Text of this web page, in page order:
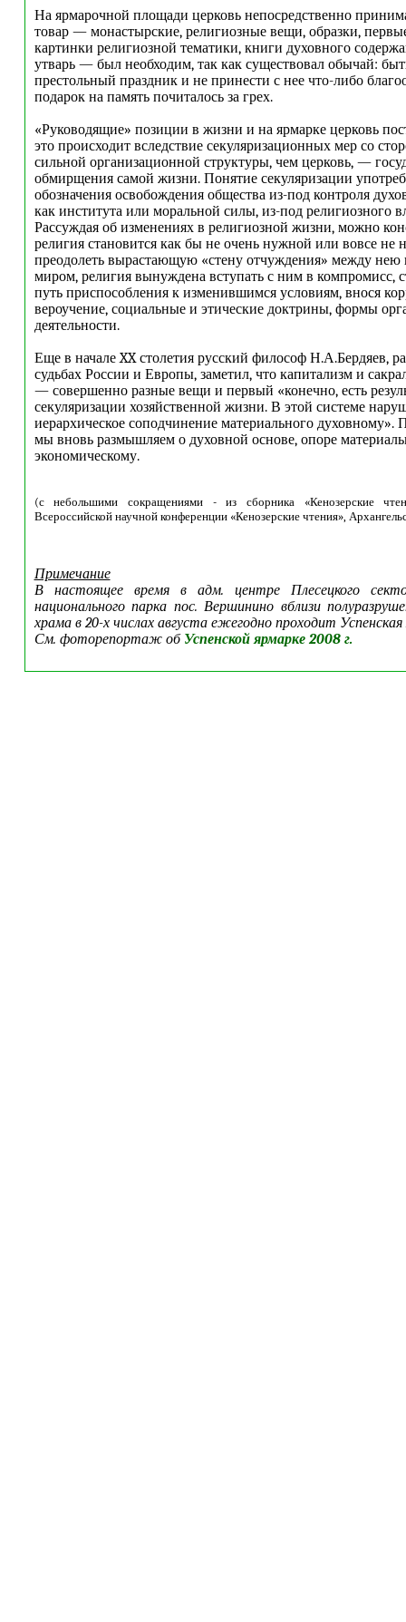
На ярмарочной площади церковь непосредственно
товар — монастырские, религиозные вещи, образки,
картинки религиозной тематики, книги духовного
утварь — был необходим, так как существовал обычай:
престольный праздник и не принести с нее что-либо
подарок на память почиталось за грех.
«Руководящие» позиции в жизни и на ярмарке церковь
это происходит вследствие секуляризационных мер со
сильной организационной структуры, чем церковь, —
обмирщения самой жизни. Понятие секуляризации
обозначения освобождения общества из-под контроля
как института или моральной силы, из-под религиозного
Рассуждая об изменениях в религиозной жизни, можно
религия становится как бы не очень нужной или вовсе не
преодолеть вырастающую «стену отчуждения» между
миром, религия вынуждена вступать с ним в компромисс,
путь приспособления к изменившимся усло­виям, внося
вероучение, социальные и этические доктрины, формы
деятельности.
Еще в начале XX столетия русский философ Н.А.Бердяев,
судьбах России и Европы, заметил, что капитализм и
— совершенно разные вещи и первый «конечно, есть
секуляризации хозяйственной жизни. В этой системе
иерархическое соподчинение материального духовному».
мы вновь размышляем о духовной основе, опоре
экономическому.
(с небольшими сокращениями - из сборника «Кенозерские
Всероссийской научной конференции «Кенозерские чтения»,
Примечание
В настоящее время в адм. центре Плесецкого
национального парка пос. Вершинино вблизи
храма в 20-х числах августа ежегодно проходит Успенская
См. фоторепортаж об Успенской ярмарке 2008 г.